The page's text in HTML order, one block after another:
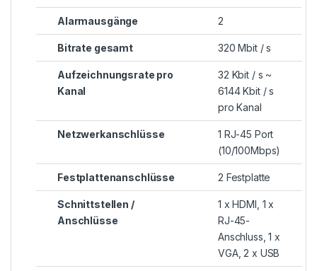
Alarmausgänge 2
Bitrate gesamt 320 Mbit / s
Aufzeichnungsrate pro
Kanal
32 Kbit / s ~
6144 Kbit / s
pro Kanal
Netzwerkanschlüsse
1 RJ-45 Port
(10/100Mbps)
Festplattenanschlüsse 2 Festplatte
Schnittstellen /
Anschlüsse
1 x HDMI, 1 x
RJ-45-
Anschluss, 1 x
VGA, 2 x USB